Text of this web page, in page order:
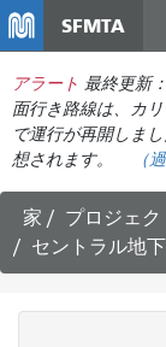
SFMTA
アラート 最終更新
面行き路線は、カ
で運行が再開しま
想されます。
（
家 プロジェ
セントラル地